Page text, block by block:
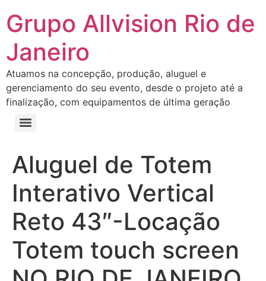
Grupo Allvision Rio de
Janeiro
Atuamos na concepção, produção, aluguel e
gerenciamento do seu evento, desde o projeto até a
finalização, com equipamentos de última geração
Aluguel de Totem
Interativo Vertical
Reto 43″-Locação
Totem touch screen